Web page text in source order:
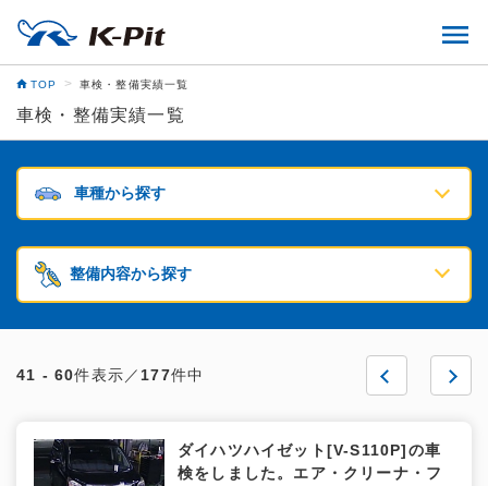
TOP > 車検・整備実績一覧
車検・整備実績一覧
車種から探す
整備内容から探す
41 - 60件表示／ 177件中
前
次
ダイハツハイゼット[V-S110P]の車
検をしました。エア・クリーナ・フ
前
次